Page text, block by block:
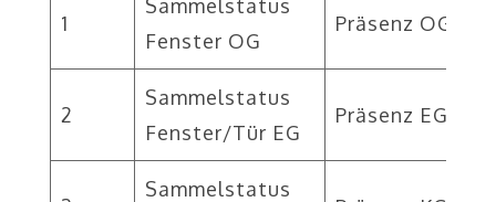
1
Sammelstatus
Fenster OG
Präsenz OG
2
Sammelstatus
Fenster/Tür EG
Präsenz EG/
Sammelstatus